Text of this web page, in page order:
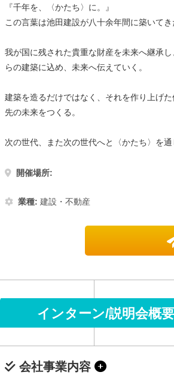
『千年を、〈かたち〉に。』
この言葉は池田建設が八十余年間に築いて
我が国に残された貴重な財産を未来へ継承
らの建築に込め、未来へ伝えていく。
建築を造るだけではなく、それを作り上げ
先の未来をつくる。
次の世代、また次の世代へと〈かたち〉を
開催場所:
業種: 建設・不動産
インターン/説明会概要
会社事業内容